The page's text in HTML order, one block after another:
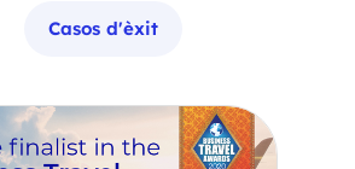
Casos d'èxit